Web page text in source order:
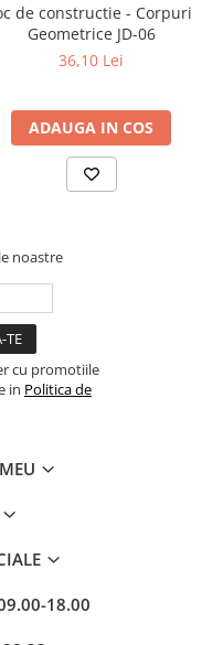
de constructie - Corpuri
Geometrice JD-06
36,10 Lei
ADAUGA IN COS
noastre
cu promotiile
in Politica de
18.00